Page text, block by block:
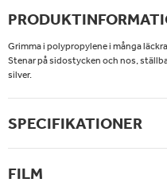
Grimma i polypropylene i många
Stenar på sidostycken och nos,
silver.
SPECIFIKATIONER
FILM